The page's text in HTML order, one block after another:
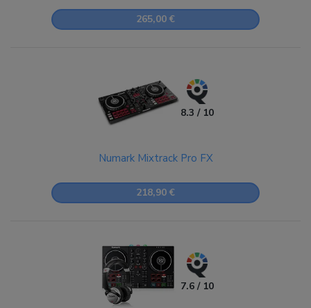
265,00 €
8.3 / 10
Numark Mixtrack Pro FX
218,90 €
7.6 / 10